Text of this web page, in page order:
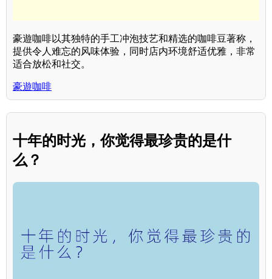
豪遊咖啡以其独特的手工冲泡技艺和精选的咖啡豆著称，
提供令人难忘的风味体验，同时店内环境舒适优雅，非常
适合放松和社交。
豪遊咖啡
十年的时光，你觉得最珍贵的是什
么？